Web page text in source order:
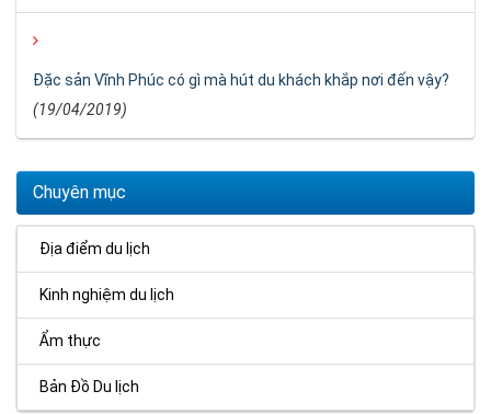
Đặc sản Vĩnh Phúc có gì mà hút du khách khắp nơi đến vậy?
(19/04/2019)
Chuyên mục
Địa điểm du lịch
Kinh nghiệm du lịch
Ẩm thực
Bản Đồ Du lịch